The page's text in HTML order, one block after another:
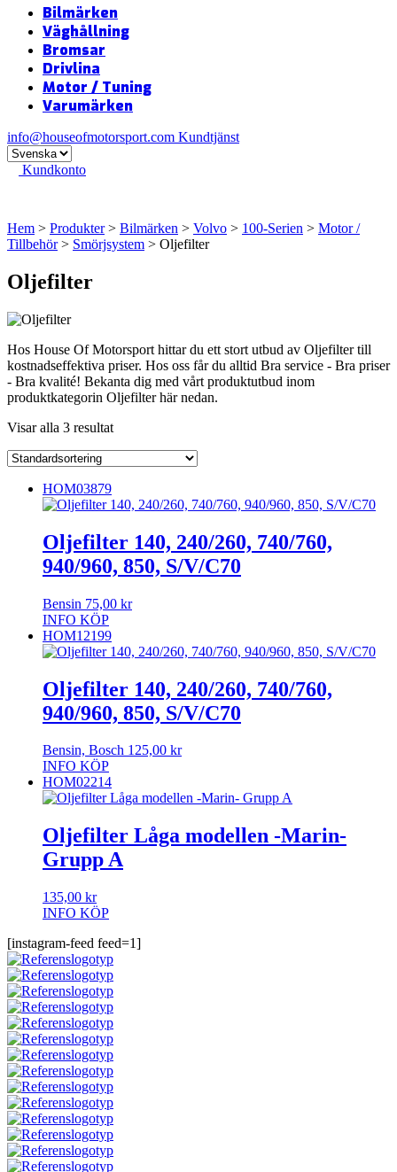
Bilmärken
Väghållning
Bromsar
Drivlina
Motor / Tuning
Varumärken
info@houseofmotorsport.com Kundtjänst
Kundkonto
Hem > Produkter> Bilmärken > Volvo > 100-Serien > Motor /
Tillbehör> Smörjsystem > Oljefilter
Oljefilter
Hos House Of Motorsport hittar du ett stort utbud av Oljefilter till
kostnadseffektiva priser. Hos oss får du alltid Bra service - Bra priser
- Bra kvalité! Bekanta dig med vårt produktutbud inom
produktkategorin Oljefilter här nedan.
Visar alla 3 resultat
HOM03879
Oljefilter 140, 240/260, 740/760,
940/960, 850, S/V/C70
Bensin 75,00 kr
INFO KÖP
HOM12199
Oljefilter 140, 240/260, 740/760,
940/960, 850, S/V/C70
Bensin, Bosch 125,00 kr
INFO KÖP
HOM02214
Oljefilter Låga modellen -Marin-
Grupp A
135,00 kr
INFO KÖP
[instagram-feed feed=1]